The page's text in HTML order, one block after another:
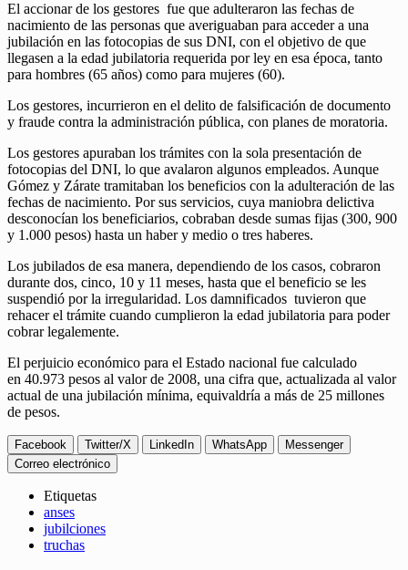
El accionar de los gestores fue que adulteraron las fechas de
nacimiento de las personas que averiguaban para acceder a una
jubilación en las fotocopias de sus DNI, con el objetivo de que
llegasen a la edad jubilatoria requerida por ley en esa época, tanto
para hombres (65 años) como para mujeres (60).
Los gestores, incurrieron en el delito de falsificación de documento
y fraude contra la administración pública, con planes de moratoria.
Los gestores apuraban los trámites con la sola presentación de
fotocopias del DNI, lo que avalaron algunos empleados. Aunque
Gómez y Zárate tramitaban los beneficios con la adulteración de las
fechas de nacimiento. Por sus servicios, cuya maniobra delictiva
desconocían los beneficiarios, cobraban desde sumas fijas (300, 900
y 1.000 pesos) hasta un haber y medio o tres haberes.
Los jubilados de esa manera, dependiendo de los casos, cobraron
durante dos, cinco, 10 y 11 meses, hasta que el beneficio se les
suspendió por la irregularidad. Los damnificados tuvieron que
rehacer el trámite cuando cumplieron la edad jubilatoria para poder
cobrar legalemente.
El perjuicio económico para el Estado nacional fue calculado
en 40.973 pesos al valor de 2008, una cifra que, actualizada al valor
actual de una jubilación mínima, equivaldría a más de 25 millones
de pesos.
Facebook Twitter/X LinkedIn WhatsApp
Messenger
Correo electrónico
Etiquetas
anses
jubilciones
truchas